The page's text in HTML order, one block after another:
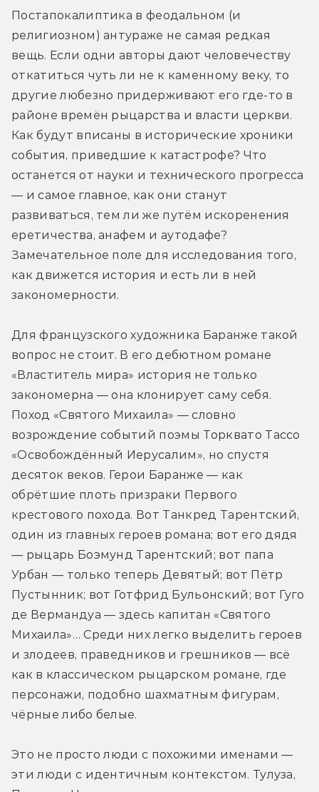
Постапокалиптика в феодальном (и
религиозном) антураже не самая редкая
вещь. Если одни авторы дают человечеству
откатиться чуть ли не к каменному веку, то
другие любезно придерживают его где-то в
районе времён рыцарства и власти церкви.
Как будут вписаны в исторические хроники
события, приведшие к катастрофе? Что
останется от науки и технического прогресса
— и самое главное, как они станут
развиваться, тем ли же путём искоренения
еретичества, анафем и аутодафе?
Замечательное поле для исследования того,
как движется история и есть ли в ней
закономерности.
Для французского художника Баранже такой
вопрос не стоит. В его дебютном романе
«Властитель мира» история не только
закономерна — она клонирует саму себя.
Поход «Святого Михаила» — словно
возрождение событий поэмы Торквато Тассо
«Освобождённый Иерусалим», но спустя
десяток веков. Герои Баранже — как
обрётшие плоть призраки Первого
крестового похода. Вот Танкред Тарентский,
один из главных героев романа; вот его дядя
— рыцарь Боэмунд Тарентский; вот папа
Урбан — только теперь Девятый; вот Пётр
Пустынник; вот Готфрид Бульонский; вот Гуго
де Вермандуа — здесь капитан «Святого
Михаила»… Среди них легко выделить героев
и злодеев, праведников и грешников — всё
как в классическом рыцарском романе, где
персонажи, подобно шахматным фигурам,
чёрные либо белые.
Это не просто люди с похожими именами —
эти люди с идентичным контекстом. Тулуза,